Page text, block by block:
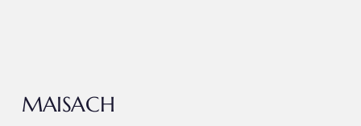
MAISACH